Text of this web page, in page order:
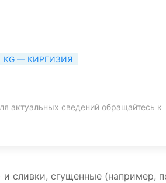
KG — КИРГИЗИЯ
актуальных сведений обращайтесь к
сливки, сгущенные (например,